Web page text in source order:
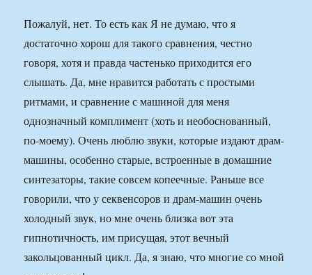
Пожалуй, нет. То есть как Я не думаю, что я
достаточно хорош для такого сравнения, честно
говоря, хотя и правда частенько приходится его
слышать. Да, мне нравится работать с простыми
ритмами, и сравнение с машиной для меня
однозначный комплимент (хоть и необоснованный,
по-моему). Очень люблю звуки, которые издают драм-
машины, особенно старые, встроенные в домашние
синтезаторы, такие совсем копеечные. Раньше все
говорили, что у секвенсоров и драм-машин очень
холодный звук, но мне очень близка вот эта
гипнотичность, им присущая, этот вечный
закольцованный цикл. Да, я знаю, что многие со мной